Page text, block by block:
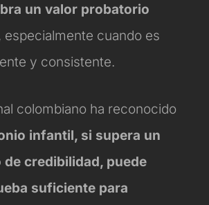
un valor probatorio
, especialmente cuando es
y consistente.
colombiano ha reconocido
infantil, si supera un
credibilidad, puede
suficiente para